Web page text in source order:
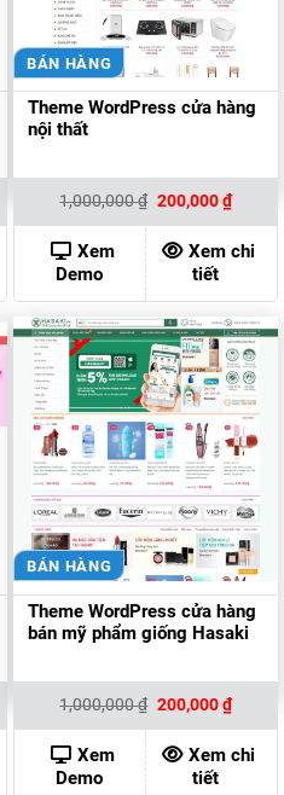
₫.
BÁN HÀNG
Theme WordPress cửa hàng
nội thất
1,000,000₫ Giá
là:
1,000,000 ₫.
200,000₫Giá
hiện
tại
là:
Xem
Demo
Xem chi
tiết
₫.
BÁN HÀNG
Theme WordPress cửa hàng
bán mỹ phẩm giống Hasaki
1,000,000₫ Giá
là:
1,000,000 ₫.
200,000₫Giá
hiện
tại
là:
Xem
Demo
Xem chi
tiết